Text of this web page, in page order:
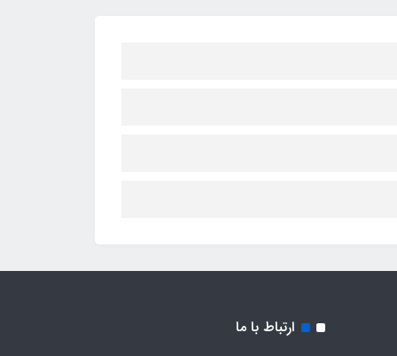
ارتباط با ما